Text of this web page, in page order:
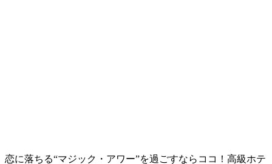
恋に落ちる“マジック・アワー”を過ごすならココ！高級ホテ